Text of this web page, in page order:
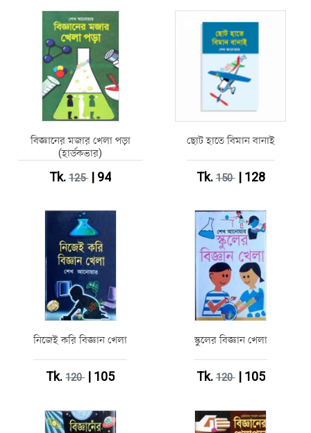
বিজ্ঞানের মজার খেলা পড়া
(হার্ডকভার)
Tk.125| 94
ছোট হাতে বিমান বানাই
Tk.150| 128
নিজেই করি বিজ্ঞান খেলা
Tk.120| 105
স্কুলের বিজ্ঞান খেলা
Tk.120| 105